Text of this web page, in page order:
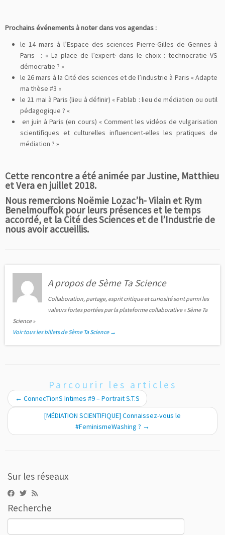
Prochains événements à noter dans vos agendas :
le 14 mars à l’Espace des sciences Pierre-Gilles de Gennes à
Paris : « La place de l’expert· dans le choix : technocratie VS
démocratie ? »
le 26 mars à la Cité des sciences et de l’industrie à Paris « Adapte
ma thèse #3 «
le 21 mai à Paris (lieu à définir) « Fablab : lieu de médiation ou outil
pédagogique ? «
en juin à Paris (en cours) « Comment les vidéos de vulgarisation
scientifiques et culturelles influencent-elles les pratiques de
médiation ? »
Cette rencontre a été animée par Justine, Matthieu
et Vera en juillet 2018.
Nous remercions Noëmie Lozac’h- Vilain et Rym
Benelmouffok pour leurs présences et le temps
accordé, et la Cité des Sciences et de l’Industrie de
nous avoir accueillis.
A propos de Sème Ta Science
Collaboration, partage, esprit critique et curiosité sont parmi les
valeurs fortes portées par la plateforme collaborative « Sème Ta
Science »
Voir tous les billets de Sème Ta Science →
Parcourir les articles
← ConnecTionS Intimes #9 – Portrait S.T.S
[MÉDIATION SCIENTIFIQUE] Connaissez-vous le
#FeminismeWashing ? →
Sur les réseaux
Recherche